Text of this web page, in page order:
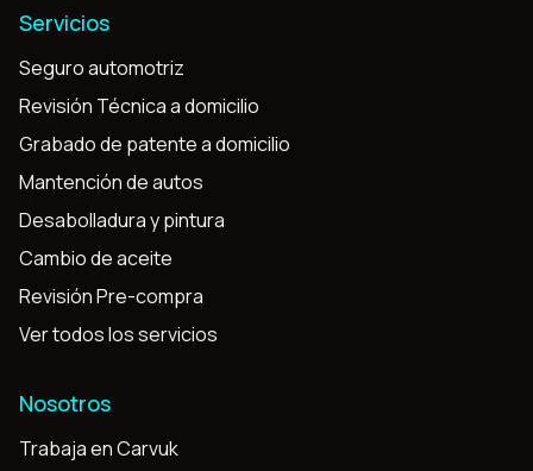
Servicios
Seguro automotriz
Revisión Técnica a domicilio
Grabado de patente a domicilio
Mantención de autos
Desabolladura y pintura
Cambio de aceite
Revisión Pre-compra
Ver todos los servicios
Nosotros
Trabaja en Carvuk